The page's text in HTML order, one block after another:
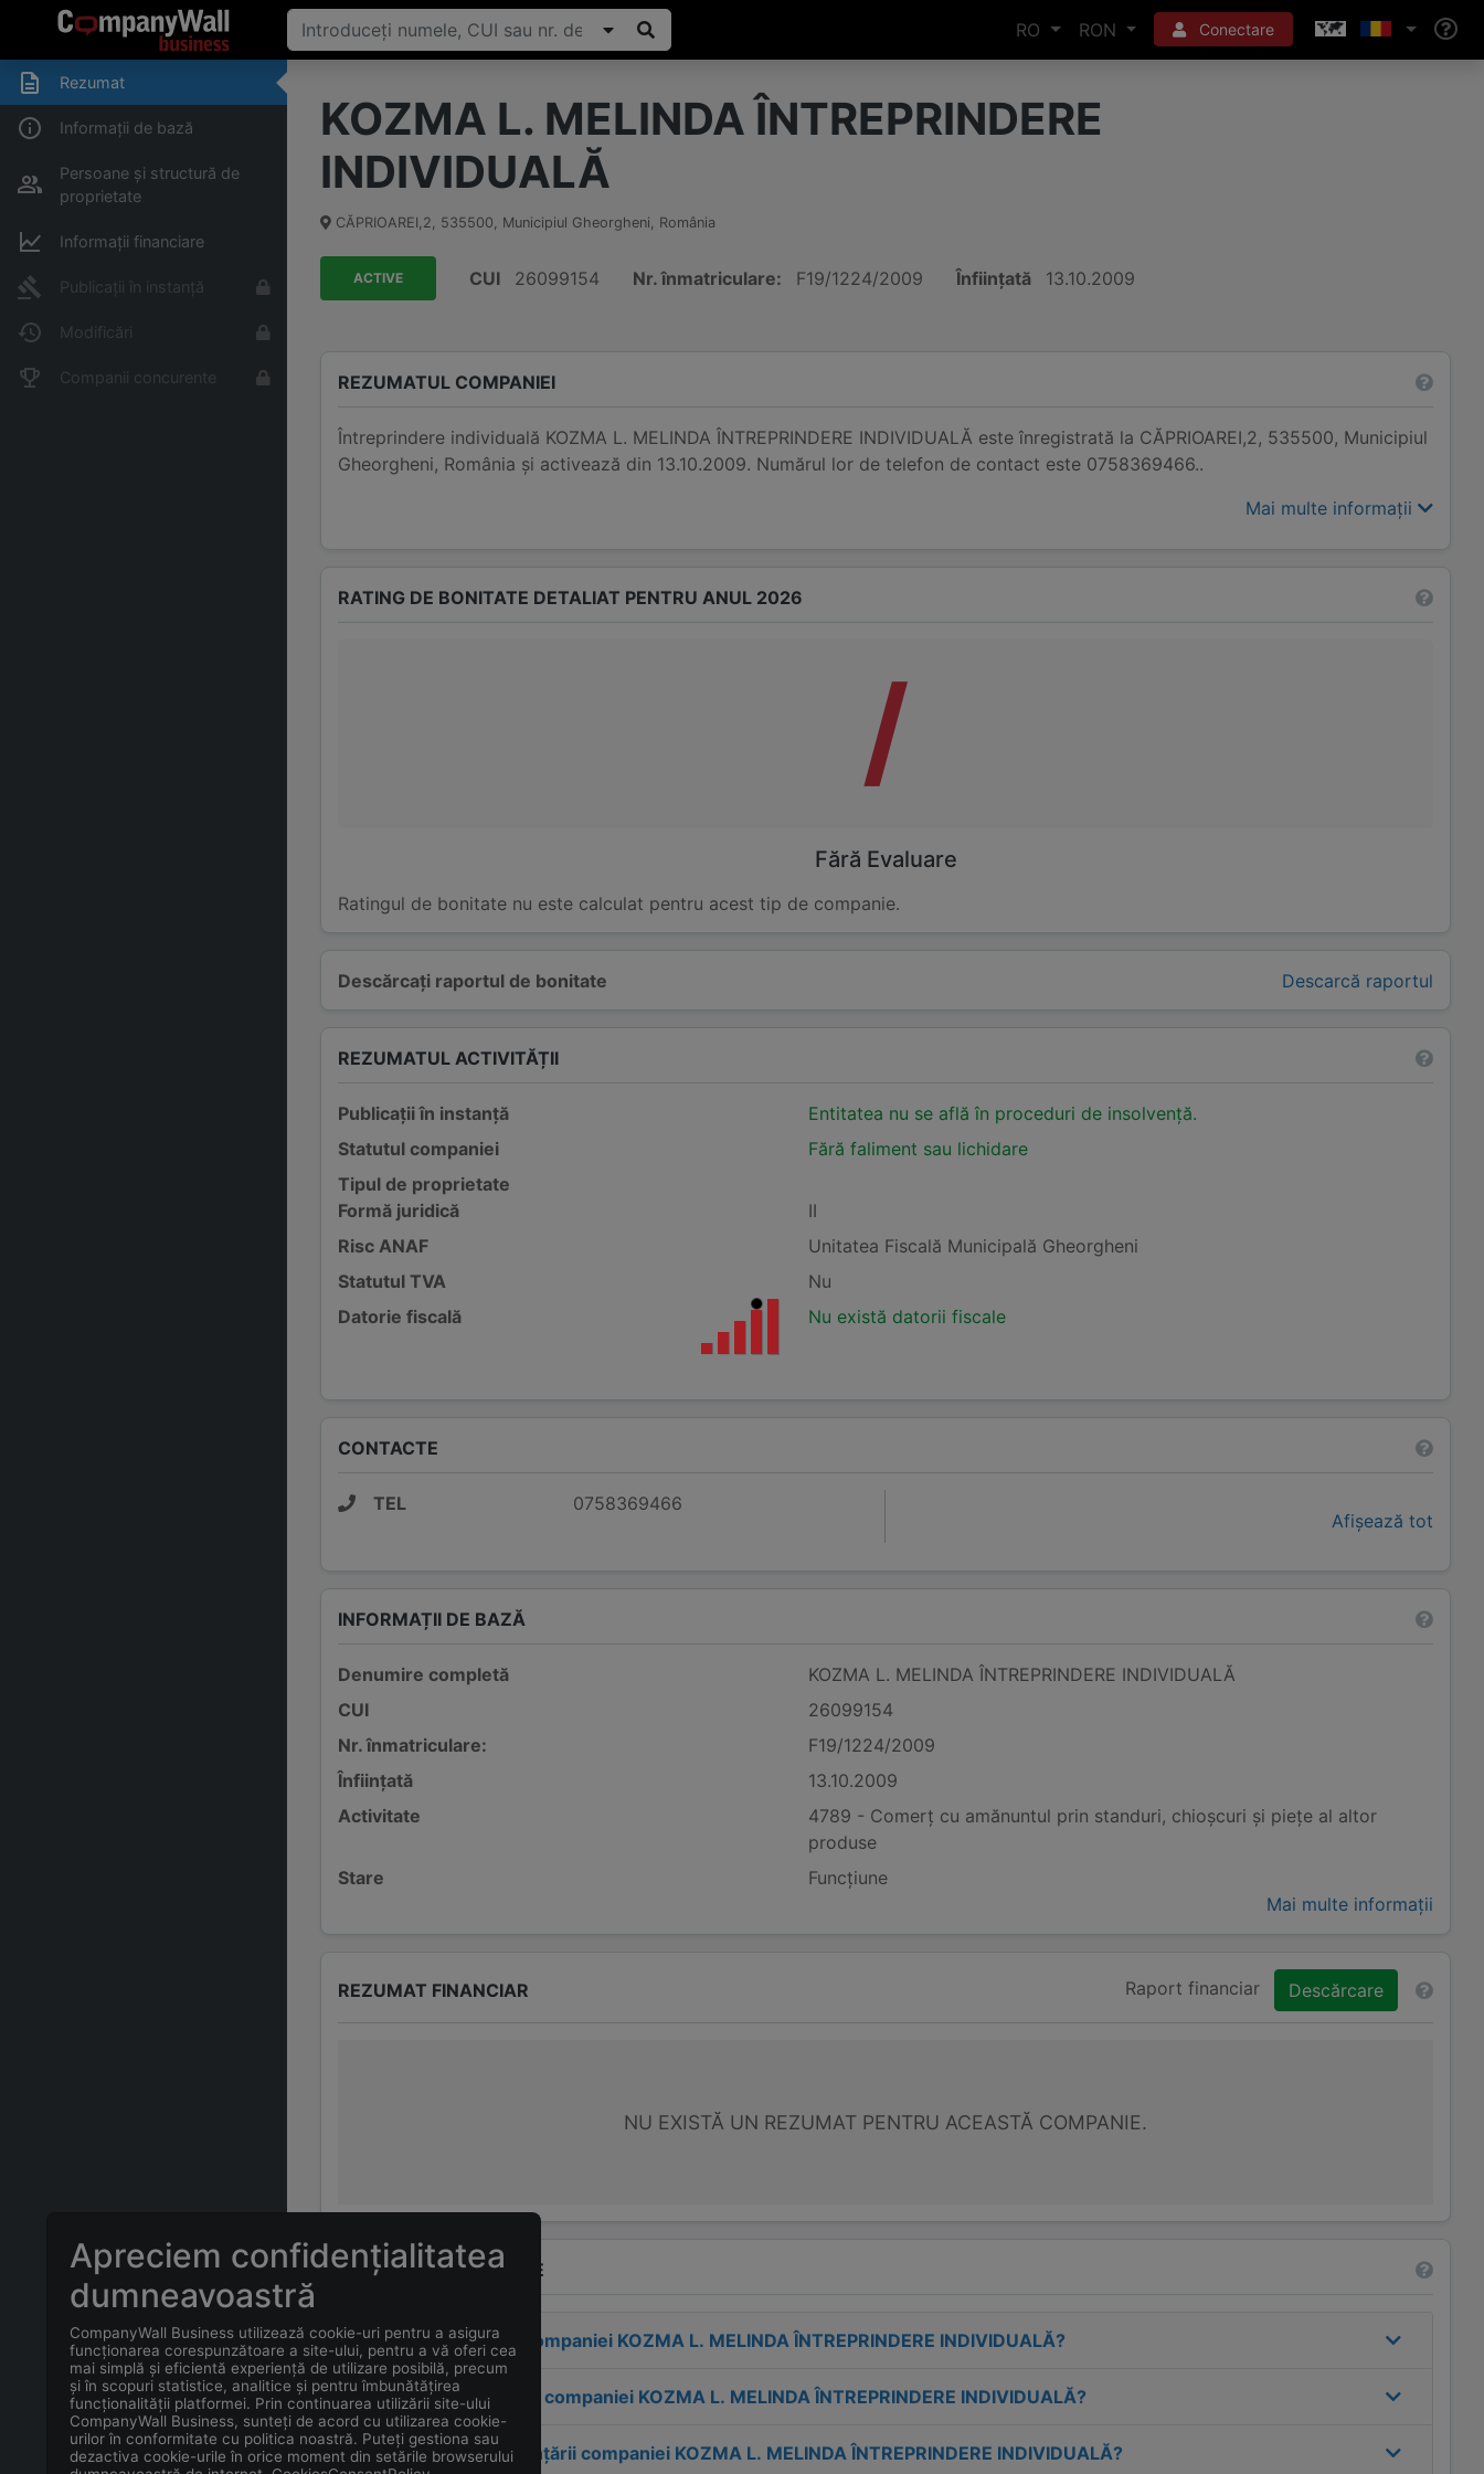
RO RON Conectare
Rezumat
Informații de bază
Persoane și structură de
proprietate
Informații financiare
Publicații în instanță
Modificări
Companii concurente
KOZMA L. MELINDA ÎNTREPRINDERE
INDIVIDUALĂ
CĂPRIOAREI,2, 535500, Municipiul Gheorgheni, România
ACTIVE CUI 26099154 Nr. înmatriculare: F19/1224/2009 Înființată 13.10.2009
REZUMATUL COMPANIEI
Întreprindere individuală KOZMA L. MELINDA ÎNTREPRINDERE INDIVIDUALĂ este înregistrată la CĂPRIOAREI,2, 535500, Municipiul
Gheorgheni, România și activează din 13.10.2009. Numărul lor de telefon de contact este 0758369466..
Mai multe informații
Descărcați raportul de bonitate Descarcă raportul
RATING DE BONITATE DETALIAT PENTRU ANUL 2026
/
Fără Evaluare
Ratingul de bonitate nu este calculat pentru acest tip de companie.
REZUMATUL ACTIVITĂȚII
Publicații în instanță
Entitatea nu se află în proceduri de insolvență.
Statutul companiei
Fără faliment sau lichidare
Tipul de proprietate
Formă juridică
II
Risc ANAF
Unitatea Fiscală Municipală Gheorgheni
Statutul TVA
Nu
Datorie fiscală
Nu există datorii fiscale
CONTACTE
TEL
0758369466
Afișează tot
INFORMAȚII DE BAZĂ
Denumire completă
KOZMA L. MELINDA ÎNTREPRINDERE INDIVIDUALĂ
CUI
26099154
Nr. înmatriculare:
F19/1224/2009
Înființată
13.10.2009
Activitate
4789 - Comerț cu amănuntul prin standuri, chioșcuri și piețe al altor
produse
Stare
Funcțiune
Mai multe informații
REZUMAT FINANCIAR Raport financiar Descărcare
NU EXISTĂ UN REZUMAT PENTRU ACEASTĂ COMPANIE.
ÎNTREBĂRI FRECVENTE
Care este adresa companiei KOZMA L. MELINDA ÎNTREPRINDERE INDIVIDUALĂ?
Care este contactul companiei KOZMA L. MELINDA ÎNTREPRINDERE INDIVIDUALĂ?
Care este data înființării companiei KOZMA L. MELINDA ÎNTREPRINDERE INDIVIDUALĂ?
Apreciem confidențialitatea
dumneavoastră
CompanyWall Business utilizează cookie-uri pentru a asigura
funcționarea corespunzătoare a site-ului, pentru a vă oferi cea
mai simplă și eficientă experiență de utilizare posibilă, precum
și în scopuri statistice, analitice și pentru îmbunătățirea
funcționalității platformei. Prin continuarea utilizării site-ului
CompanyWall Business, sunteți de acord cu utilizarea cookie-
urilor în conformitate cu politica noastră. Puteți gestiona sau
dezactiva cookie-urile în orice moment din setările browserului